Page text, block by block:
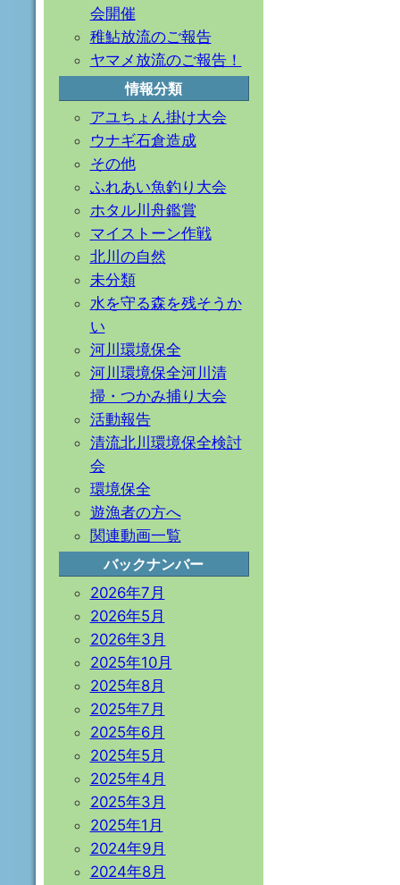
会開催
稚鮎放流のご報告
ヤマメ放流のご報告！
情報分類
アユちょん掛け大会
ウナギ石倉造成
その他
ふれあい魚釣り大会
ホタル川舟鑑賞
マイストーン作戦
北川の自然
未分類
水を守る森を残そうか
い
河川環境保全
河川環境保全河川清
掃・つかみ捕り大会
活動報告
清流北川環境保全検討
会
環境保全
遊漁者の方へ
関連動画一覧
バックナンバー
2026年7月
2026年5月
2026年3月
2025年10月
2025年8月
2025年7月
2025年6月
2025年5月
2025年4月
2025年3月
2025年1月
2024年9月
2024年8月